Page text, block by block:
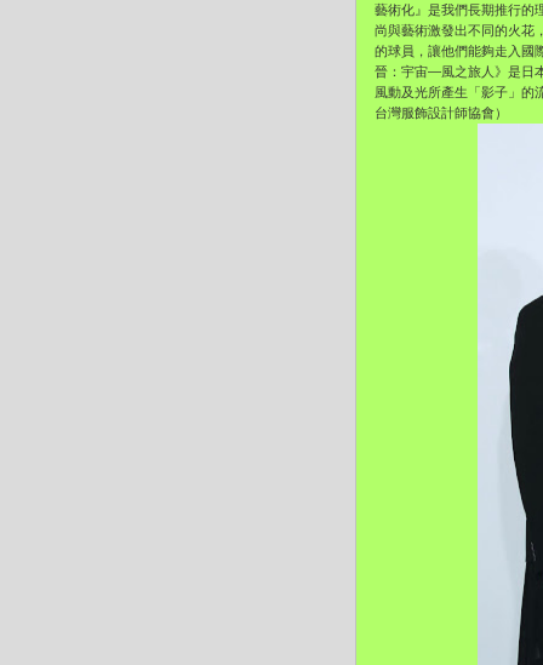
藝術化』 是我們長期推行的
尚與藝術激發出不同的火花
的球員， 讓他們能夠走入國
晉：宇宙—風之旅人》 是日
風動及光所產生「影子」 的
台灣服飾設計師協會）